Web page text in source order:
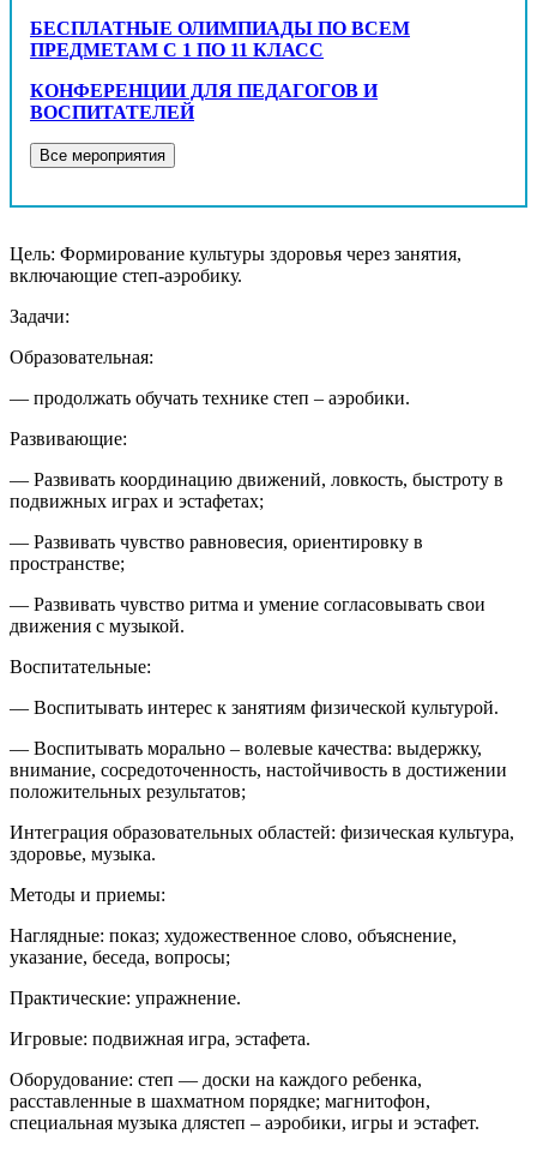
БЕСПЛАТНЫЕ ОЛИМПИАДЫ ПО ВСЕМ
ПРЕДМЕТАМ С 1 ПО 11 КЛАСС
КОНФЕРЕНЦИИ ДЛЯ ПЕДАГОГОВ И
ВОСПИТАТЕЛЕЙ
Цель: Формирование культуры здоровья через занятия,
включающие степ-аэробику.
Задачи:
Образовательная:
— продолжать обучать технике степ – аэробики.
Развивающие:
— Развивать координацию движений, ловкость, быстроту в
подвижных играх и эстафетах;
— Развивать чувство равновесия, ориентировку в
пространстве;
— Развивать чувство ритма и умение согласовывать свои
движения с музыкой.
Воспитательные:
— Воспитывать интерес к занятиям физической культурой.
— Воспитывать морально – волевые качества: выдержку,
внимание, сосредоточенность, настойчивость в достижении
положительных результатов;
Интеграция образовательных областей: физическая культура,
здоровье, музыка.
Методы и приемы:
Наглядные: показ; художественное слово, объяснение,
указание, беседа, вопросы;
Практические: упражнение.
Игровые: подвижная игра, эстафета.
Оборудование: степ — доски на каждого ребенка,
расставленные в шахматном порядке; магнитофон,
специальная музыка длястеп – аэробики, игры и эстафет.